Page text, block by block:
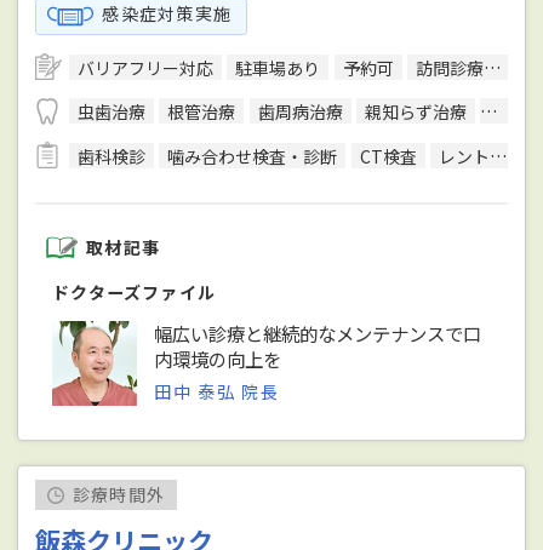
感染症対策実施
バリアフリー対応 駐車場あり 予約可
訪問診療可
虫歯治療
根管治療 歯周病治療 親知らず治療
入れ
歯科検診
噛み合わせ検査・診断 CT検査 レントゲン検査
取材記事
ドクターズファイル
幅広い診療と継続的なメンテナンスで口
内環境の向上を
田中 泰弘 院長
診療時間外
飯森クリニック